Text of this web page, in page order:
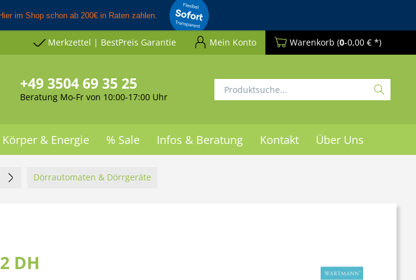
Merkzettel | BestPreis Garantie Mein Konto Warenkorb (0-0,00 € *)
+49 3504 69 35 25
Beratung Mo-Fr von 10:00-17:00 Uhr
Körper & Energie % Sale Infos & Beratung Kontakt Über Uns
Dörrautomaten & Dörrgeräte
DH